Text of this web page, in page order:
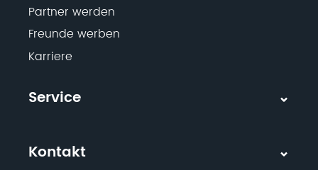
Partner werden
Freunde werben
Karriere
Service
Kontakt